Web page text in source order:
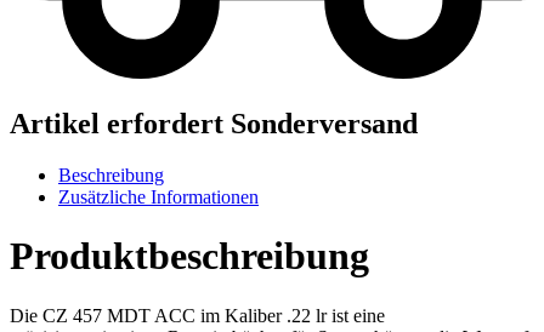
Artikel erfordert Sonderversand
Beschreibung
Zusätzliche Informationen
Produktbeschreibung
Die CZ 457 MDT ACC im Kaliber .22 lr ist eine